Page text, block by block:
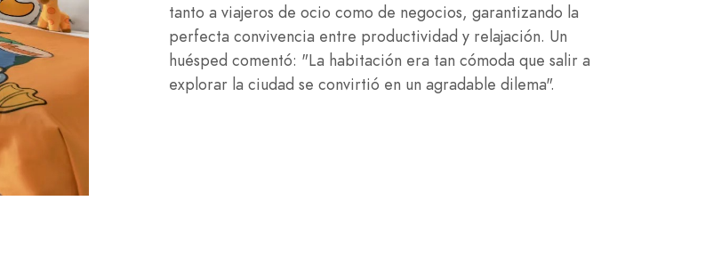
tanto a viajeros de ocio como de negocios, garantizando la
perfecta convivencia entre productividad y relajación. Un
huésped comentó: "La habitación era tan cómoda que salir a
explorar la ciudad se convirtió en un agradable dilema".